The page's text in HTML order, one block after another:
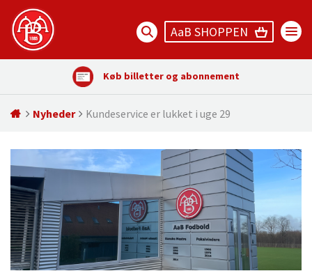
AaB SHOPPEN
Køb billetter og abonnement
Nyheder Kundeservice er lukket i uge 29